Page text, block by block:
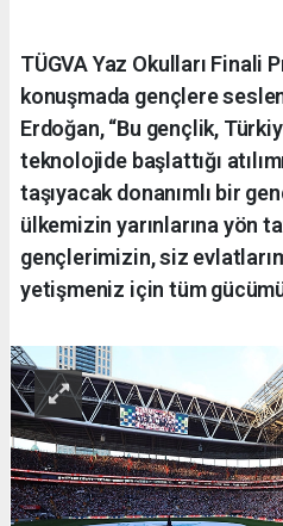
TÜGVA Yaz Okulları Finali
konuşmada gençlere
Erdoğan, “Bu gençlik,
teknolojide başlattığı
taşıyacak donanımlı bir
ülkemizin yarınlarına yön
gençlerimizin, siz
yetişmeniz için tüm